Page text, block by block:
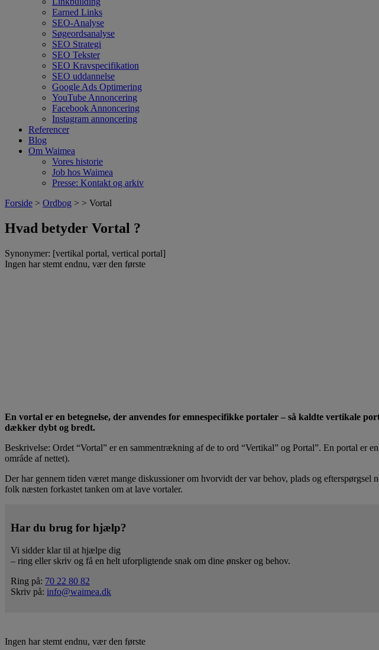
Earned Links
SEO-Analyse
Søgeordsanalyse
SEO Strategi
SEO Tekster
SEO Kravspecifikation
SEO uddannelse
Google Ads Optimering
YouTube Annoncering
Facebook Annoncering
Instagram annoncering
Referencer
Blog
Om Waimea
Vores historie
Job hos Waimea
Presse: Kontakt og arkiv
Forside > Ordbog > > Vortal
Hvad betyder Vortal ?
Synonymer: [vertikal portal, vertical portal]
Ingen har stemt endnu, vær den første
En vortal er en betegnelse, der anvendes for emnespecifikke portaler – så kaldte vertikale
dækker dybt og bredt.
Beskrivelse: Ordet “Vortal” er en sammentrækning af de to ord “Vertikal” og Portal”. En portal er
område af nettet).
Der har gennem tiden været mange diskussioner om hvorvidt der var behov, plads og
folk næsten forkastet tanken om at lave vortaler.
Har du brug for hjælp?
Vi sidder klar til at hjælpe dig
– ring eller skriv og få en helt uforpligtende snak om dine ønsker og behov.
Ring på: 70 22 80 82
Skriv på: info@waimea.dk
Ingen har stemt endnu, vær den første